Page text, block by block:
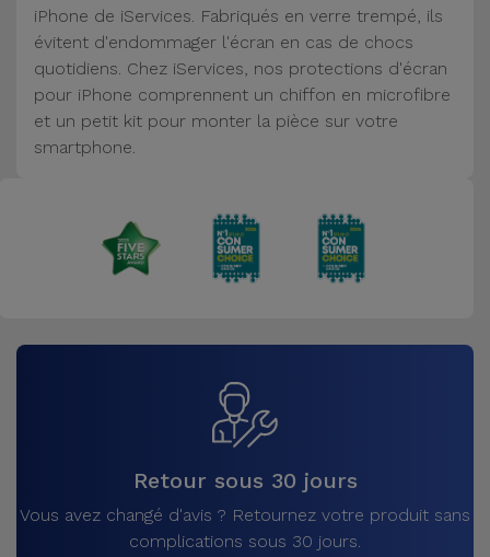
Accessoires
Mobilité,
Auto et
Vélo
d'ordinateur
Accessoires
iPhone de iServices. Fabriqués en verre trempé, ils
évitent d'endommager l'écran en cas de chocs
quotidiens. Chez iServices, nos protections d'écran
pour iPhone comprennent un chiffon en microfibre
et un petit kit pour monter la pièce sur votre
smartphone.
Retour sous 30 jours
Vous avez changé d'avis ? Retournez votre produit sans
complications sous 30 jours.